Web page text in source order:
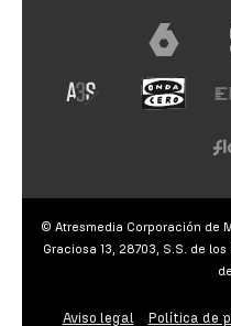
© Atresmedia Corporación de
Graciosa 13, 28703, S.S. de
Aviso legal Política de